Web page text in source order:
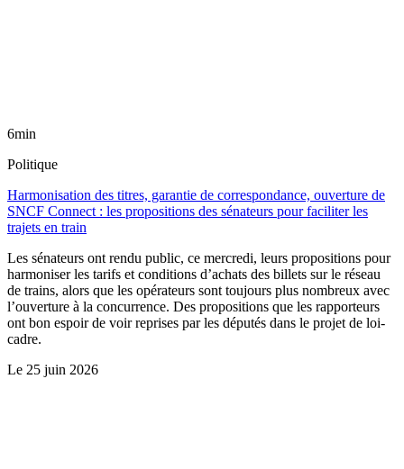
6min
Politique
Harmonisation des titres, garantie de correspondance, ouverture de
SNCF Connect : les propositions des sénateurs pour faciliter les
trajets en train
Les sénateurs ont rendu public, ce mercredi, leurs propositions pour
harmoniser les tarifs et conditions d’achats des billets sur le réseau
de trains, alors que les opérateurs sont toujours plus nombreux avec
l’ouverture à la concurrence. Des propositions que les rapporteurs
ont bon espoir de voir reprises par les députés dans le projet de loi-
cadre.
Le 25 juin 2026